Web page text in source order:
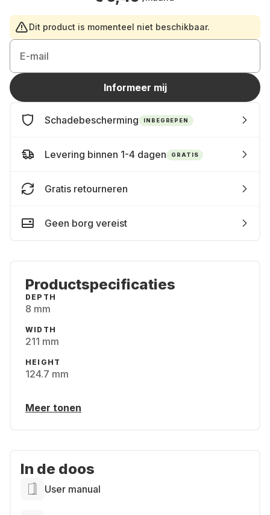
Dit product is momenteel niet beschikbaar.
E-mail
Informeer mij
Schadebescherming INBEGREPEN
Levering binnen 1-4 dagen GRATIS
Gratis retourneren
Geen borg vereist
Productspecificaties
DEPTH
8 mm
WIDTH
211 mm
HEIGHT
124.7 mm
Meer tonen
In de doos
User manual